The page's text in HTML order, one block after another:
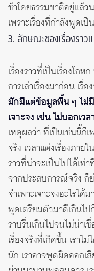
ช้าโดยธรรมชาติอยู่แล้
เพราะเรื่องที่กำลังพูดเ
3. ลักษณะของเรื่องราว
เรื่องราวที่เป็นเรื่องโก
การเล่าเรื่องมาก่อน เรื่
มักมีแต่ข้อมูลพื้น ๆ ไม่มี
เจาะจง เช่น ไม่บอกเ
เหตุผลว่า ที่เป็นเช่นนี้ก็เ
จริง เวลาแต่งเรื่องภาย
ราวที่น่าจะเป็นไปได้เท่
จากประสบการณ์จริง ก็
จำเพาะเจาะจงอะไรไ
พูดเตรียมตัวมาดีเกินไ
ราบรื่นเกินไปจนไม่น่าเ
เรื่องจริงที่เกิดขึ้น เราไ
นัก เราอาจพูดผิดออกเ